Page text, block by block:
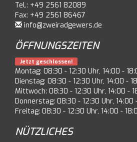
Tel.: +49 2561 82089
Fax: +49 2561 86467
info@zweiradgewers.de
ÖFFNUNGSZEITEN
Jetzt geschlossen!
Montag: 08:30 - 12:30 Uhr, 14:00 -
Dienstag: 08:30 - 12:30 Uhr, 14:00 -
Mittwoch: 08:30 - 12:30 Uhr, 14:00 -
Donnerstag: 08:30 - 12:30 Uhr, 14:00
Freitag: 08:30 - 12:30 Uhr, 14:00 -
NÜTZLICHES